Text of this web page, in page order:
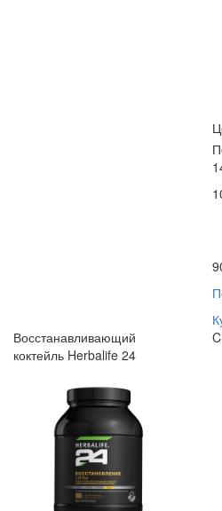
Восстанавливающий
коктейль Herbalife 24